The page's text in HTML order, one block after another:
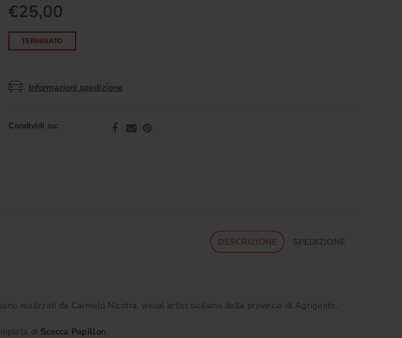
€25,00
TERMINATO
Informazioni spedizione
Condividi su:
DESCRIZIONE SPEDIZIONE
realizzati da Carmelo Nicotra, visual artist siciliano della provincia di Agrigento.
di Scocca Papillon.